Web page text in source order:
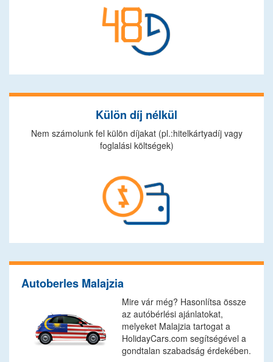
Külön díj nélkül
Nem számolunk fel külön díjakat (pl.:hitelkártyadíj vagy
foglalási költségek)
Autoberles Malajzia
Mire vár még? Hasonlítsa össze
az autóbérlési ajánlatokat,
melyeket Malajzia tartogat a
HolidayCars.com segítségével a
gondtalan szabadság érdekében.